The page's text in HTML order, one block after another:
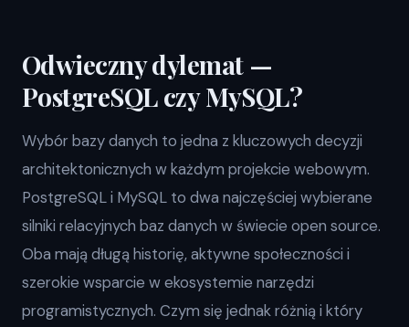
Odwieczny dylemat —
PostgreSQL czy MySQL?
Wybór bazy danych to jedna z kluczowych decyzji
architektonicznych w każdym projekcie webowym.
PostgreSQL i MySQL to dwa najczęściej wybierane
silniki relacyjnych baz danych w świecie open source.
Oba mają długą historię, aktywne społeczności i
szerokie wsparcie w ekosystemie narzędzi
programistycznych. Czym się jednak różnią i który